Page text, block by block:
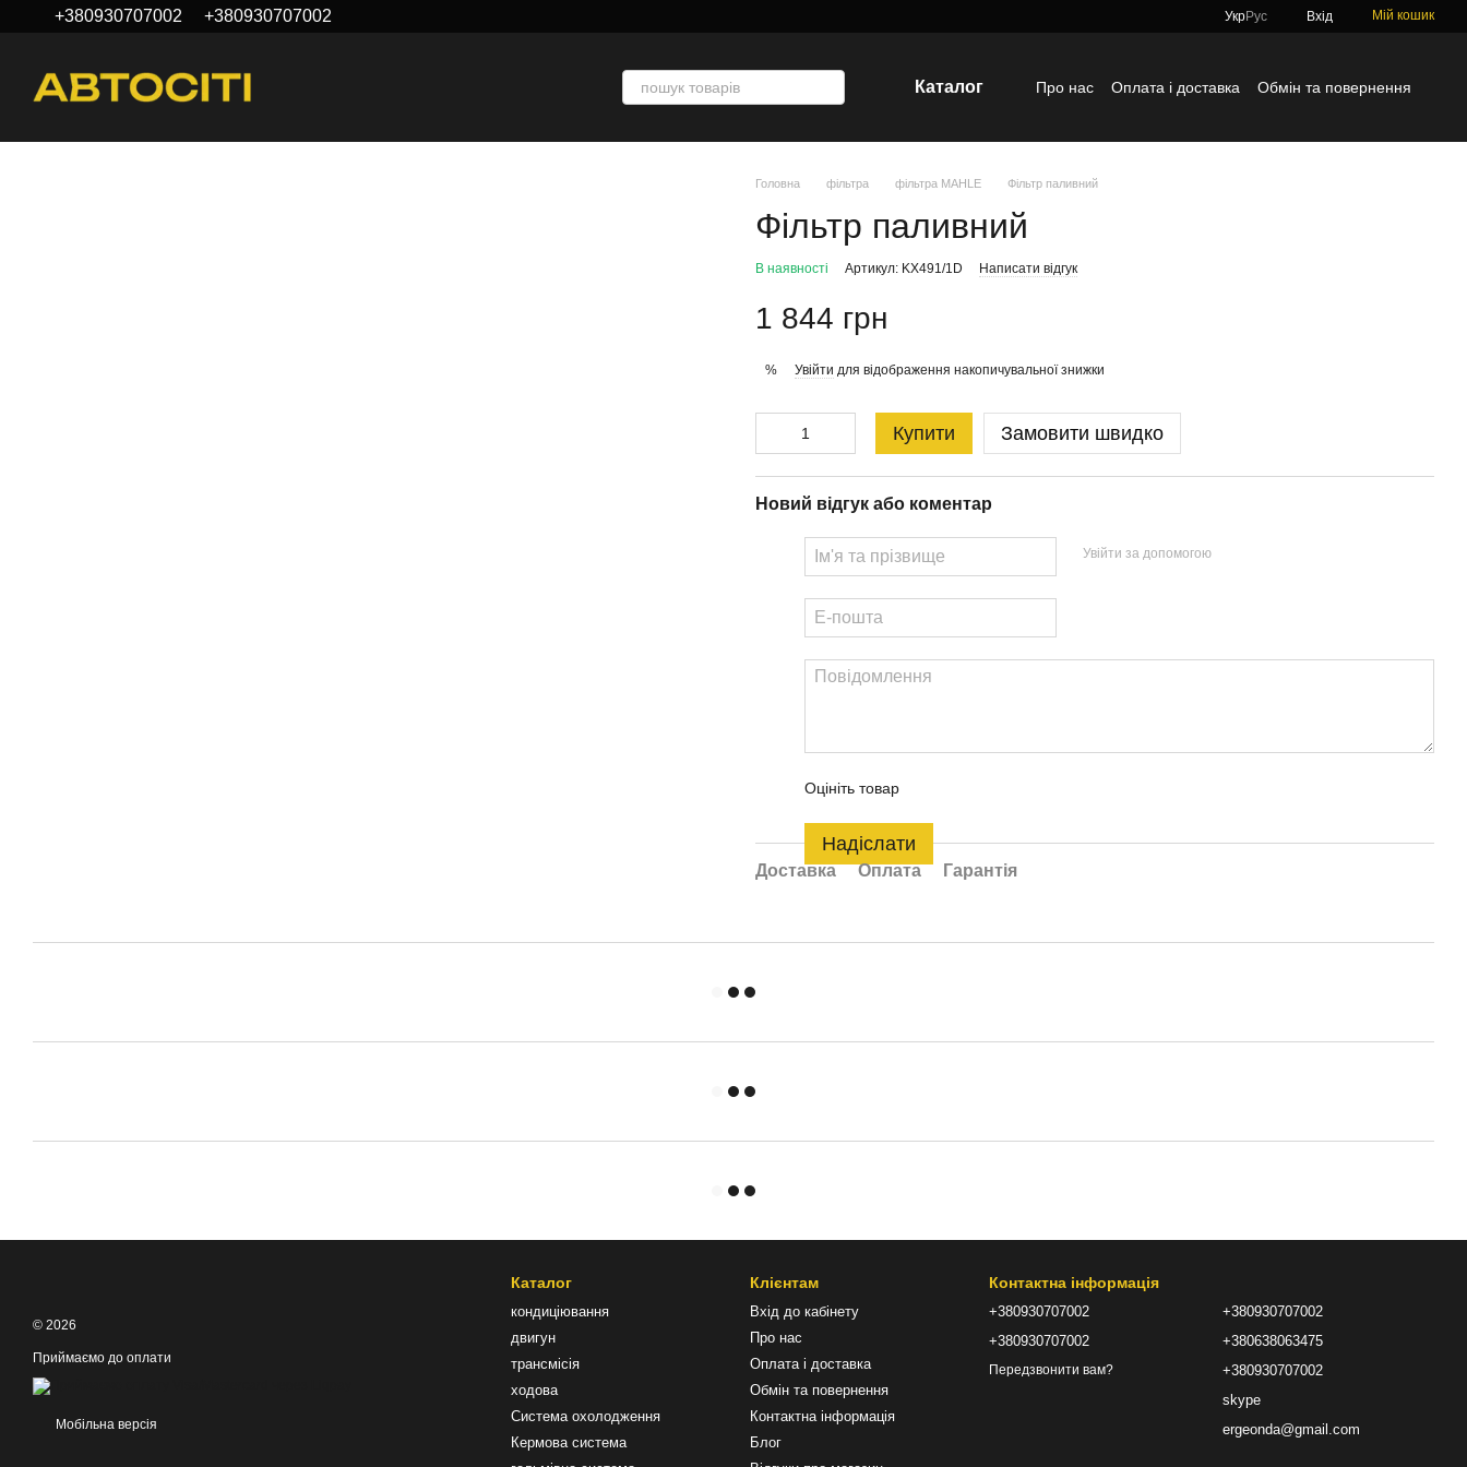
Перейти до основного контенту
+380930707002 +380930707002 УкрРус Вхід Мій кошик
Каталог Про нас Оплата і доставка
Обмін та повернення
Головна фільтра фільтра MAHLE Фільтр паливний
Фільтр паливний
В наявності Артикул: KX491/1D Написати відгук
1 844 грн
% Увійти для відображення накопичувальної знижки
Купити Замовити швидко
Новий відгук або коментар
Увійти за допомогою
Оцініть товар
Надіслати
Доставка Оплата Гарантія
© 2026
Приймаємо до оплати
Мобільна версія
Каталог
кондиціювання
двигун
трансмісія
ходова
Система охолодження
Кермова система
Клієнтам
Вхід до кабінету
Про нас
Оплата і доставка
Обмін та повернення
Контактна інформація
Блог
Контактна інформація
+380930707002
+380930707002
Передзвонити вам?
+380930707002
+380638063475
+380930707002
skype
ergeonda@gmail.com